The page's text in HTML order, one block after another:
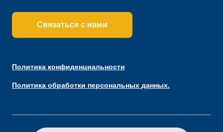
Связаться с нами
Политика конфиденциальности
Политика обработки персональных данных.